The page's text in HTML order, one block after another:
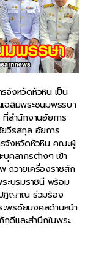
จังหวัดหัวหิน เป็น
ฉลิมพระชนมพรรษา
สำนักงานอัยการ
วีรสกุล อัยการ
จังหวัดหัวหิน คณะผู้
คลากรต่างๆ เข้า
ถวายเครื่องราชสัก
ระบรมราชินี พร้อม
ปฏิญาณ ร่วมร้อง
พรชัยมงคลด้านหน้า
ดีและสำนึกในพระ